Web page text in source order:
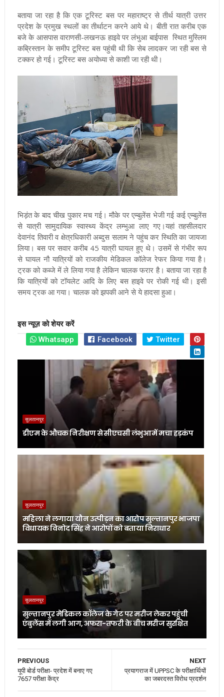
बताया जा रहा है कि एक टूरिस्ट बस पर महाराष्ट्र से तीर्थ यात्री उत्तर
प्रदेश के प्रमुख स्थलों का तीर्थाटन करने आये थे। बीती रात करीब एक
बजे के आसपास वाराणसी-लखनऊ हाइवे पर लंभुआ बाईपास स्थित मुस्लिम
कब्रिस्तान के समीप टूरिस्ट बस पहुंची थी कि सेब लादकर जा रही बस से
टक्कर हो गई। टूरिस्ट बस अयोध्या से काशी जा रही थी।
भिड़ंत के बाद चीख पुकार मच गई। मौके पर एम्बुलेंस भेजी गई कई एम्बुलेंस
से यात्री सामुदायिक स्वास्थ्य केंद्र लम्भुआ लाए गए।यहां तहसीलदार
देवानंद तिवारी व क्षेत्रधिकारी अब्दुस सलाम ने पहुंच कर स्थिति का जायजा
लिया। बस पर सवार करीब 45 यात्री घायल हुए थे। उसमें से गंभीर रूप
से घायल नौ यात्रियों को राजकीय मेडिकल कॉलेज रेफर किया गया है।
ट्रक को कब्जे में ले लिया गया है लेकिन चालक फरार है। बताया जा रहा है
कि यात्रियों को टॉयलेट आदि के लिए बस हाइवे पर रोकी गई थी। इसी
समय ट्रक आ गया। चालक को झपकी आने से ये हादसा हुआ।
इस न्यूज़ को शेयर करें
Whatsapp
Facebook Twitter
सुलतानपुर
डीएम के औचक निरीक्षण से सीएचसी लंभुआ में मचा हड़कंप
सुलतानपुर
महिला ने लगाया यौन उत्पीड़न का आरोप सुल्तानपुर भाजपा
विधायक विनोद सिंह ने आरोपों को बताया निराधार
सुलतानपुर
सुल्तानपुर मेडिकल कॉलेज के गेट पर मरीज लेकर पहुंची
एंबुलेंस में लगी आग, अफरा-तफरी के बीच मरीज सुरक्षित
NEXT
प्रयागराज में UPPSC के परीक्षार्थियों
का जबरदस्त विरोध प्रदर्शन
PREVIOUS
यूपी बोर्ड परीक्षा- प्रदेश में बनाए गए
7657 परीक्षा केंद्र